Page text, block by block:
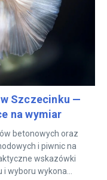
Szczecinku —
na wymiar
betonowych oraz
i piwnic na
wskazówki
wyboru wykona...